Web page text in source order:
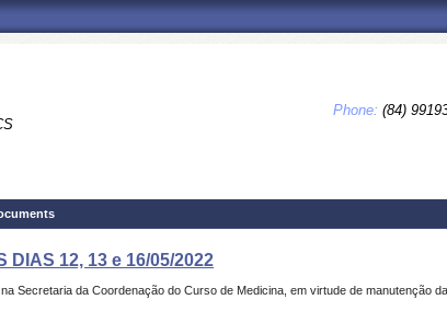
Phone: (84)
DIAS 12, 13 e 16/05/2022
na Secretaria da Coordenação do Curso de Medicina, em virtude de manutenção